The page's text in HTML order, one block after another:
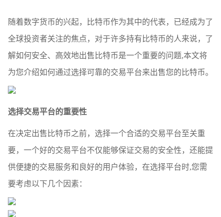
随着数字货币的兴起，比特币作为其中的代表，已经成为了
全球投资者关注的焦点，对于许多持有比特币的人来说，了
解如何安全、高效地出售比特币是一个重要的问题,本文将
为您介绍如何通过选择可靠的交易平台来出售您的比特币。
选择交易平台的重要性
在决定出售比特币之前，选择一个合适的交易平台至关重
要，一个好的交易平台不仅能够保证交易的安全性，还能提
供便捷的交易服务和良好的用户体验，在选择平台时,您需
要考虑以下几个因素：